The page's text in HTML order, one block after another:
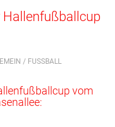
Hallenfußballcup
/ FUSSBALL
vom